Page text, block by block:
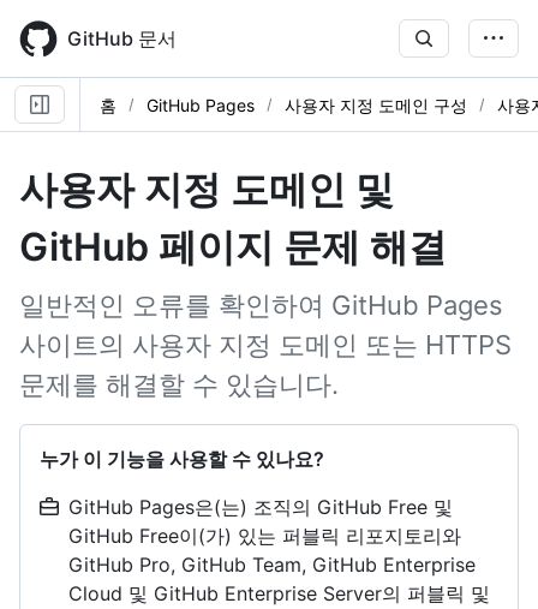
main
content
GitHub 문서
홈 GitHub Pages 사용자 지정 도메인 구성 사용
사용자 지정 도메인 및
GitHub 페이지 문제 해결
일반적인 오류를 확인하여 GitHub Pages
사이트의 사용자 지정 도메인 또는 HTTPS
문제를 해결할 수 있습니다.
누가 이 기능을 사용할 수 있나요?
GitHub Pages은(는) 조직의 GitHub Free 및
GitHub Free이(가) 있는 퍼블릭 리포지토리와
GitHub Pro, GitHub Team, GitHub Enterprise
Cloud 및 GitHub Enterprise Server의 퍼블릭 및